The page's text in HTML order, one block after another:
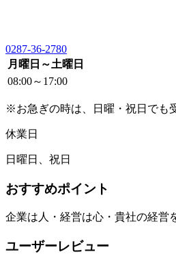
0287-36-2780
月曜日～土曜日
08:00～17:00
※お急ぎの時は、日曜・祝日でも
休業日
日曜日、祝日
おすすめポイント
企業は人・経営は心・貴社の経営
ユーザーレビュー